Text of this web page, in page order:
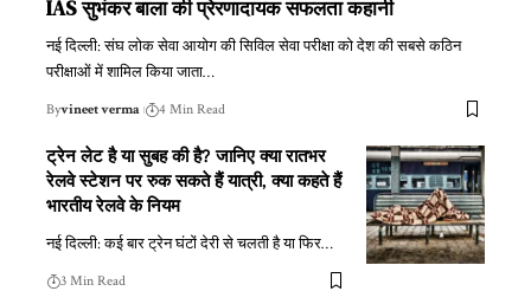
IAS सुभंकर बाला की प्रेरणादायक सफलता कहानी
नई दिल्ली: संघ लोक सेवा आयोग की सिविल सेवा परीक्षा को देश की सबसे कठिन
परीक्षाओं में शामिल किया जाता…
Byvineet verma 4 Min Read
ट्रेन लेट है या सुबह की है? जानिए क्या रातभर
रेलवे स्टेशन पर रुक सकते हैं यात्री, क्या कहते हैं
भारतीय रेलवे के नियम
नई दिल्ली: कई बार ट्रेन घंटों देरी से चलती है या फिर…
3 Min Read